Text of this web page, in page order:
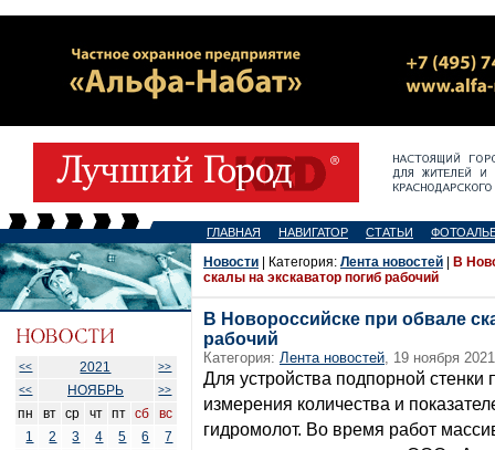
ГЛАВНАЯ НАВИГАТОР СТАТЬИ
<< 2021
>>
<<
НОЯБРЬ >>
пн вт ср чт пт сб
вс
1
2 3 4 5 6
7
Новости | Категория: Лента новостей
В
скалы на экскаватор погиб рабочий
В Новороссийске при обвале
рабочий
Категория: Лента новостей, 19 ноября
Для устройства подпорной стенки
измерения количества и
гидромолот. Во время работ